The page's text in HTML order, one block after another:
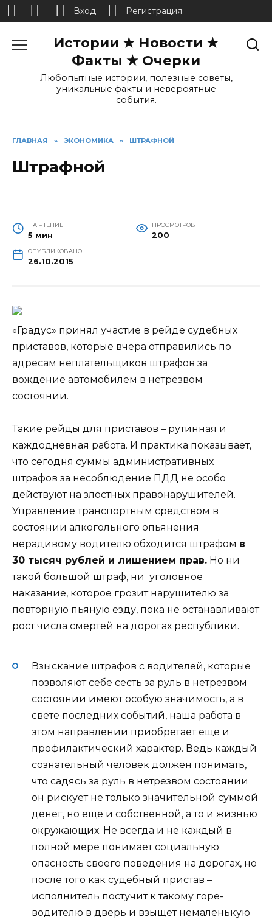
Истории ★ Новости ★
Факты ★ Очерки
Любопытные истории, полезные советы,
уникальные факты и невероятные
события.
ГЛАВНАЯ » ЭКОНОМИКА » ШТРАФНОЙ
Штрафной
НА ЧТЕНИЕ
5 мин
ПРОСМОТРОВ
200
ОПУБЛИКОВАНО
26.10.2015
«Градус» принял участие в рейде судебных
приставов, которые вчера отправились по
адресам неплательщиков штрафов за
вождение автомобилем в нетрезвом
состоянии.
Такие рейды для приставов – рутинная и
каждодневная работа. И практика показывает,
что сегодня суммы административных
штрафов за несоблюдение ПДД не особо
действуют на злостных правонарушителей.
Управление транспортным средством в
состоянии алкогольного опьянения
нерадивому водителю обходится штрафом в
30 тысяч рублей и лишением прав. Но ни
такой большой штраф, ни уголовное
наказание, которое грозит нарушителю за
повторную пьяную езду, пока не останавливают
рост числа смертей на дорогах республики.
Взыскание штрафов с водителей, которые
позволяют себе сесть за руль в нетрезвом
состоянии имеют особую значимость, а в
свете последних событий, наша работа в
этом направлении приобретает еще и
профилактический характер. Ведь каждый
сознательный человек должен понимать,
что садясь за руль в нетрезвом состоянии
он рискует не только значительной суммой
денег, но еще и собственной, а то и жизнью
окружающих. Не всегда и не каждый в
полной мере понимает социальную
опасность своего поведения на дорогах, но
после того как судебный пристав –
исполнитель постучит к такому горе-
водителю в дверь и взыщет немаленькую
Вход Регистрация